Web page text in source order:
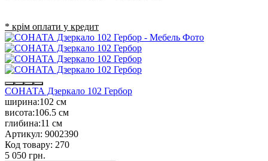
* крім оплати у кредит
СОНАТА Дзеркало 102 Гербор
ширина:102 см
висота:106.5 см
глибина:11 см
Артикул: 9002390
Код товару: 270
5 050 грн.